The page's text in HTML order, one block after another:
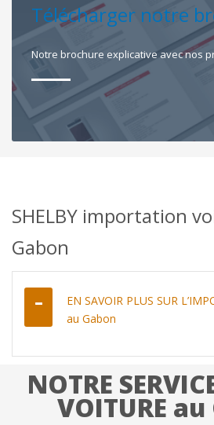
Télécharger notre
Notre brochure explicative avec nos
SHELBY importation
Gabon
EN SAVOIR PLUS SUR
au Gabon
NOTRE
VOITURE